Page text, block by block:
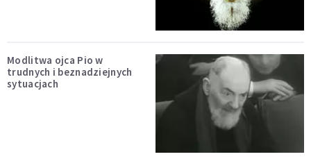
Modlitwa ojca Pio w
trudnych i beznadziejnych
sytuacjach